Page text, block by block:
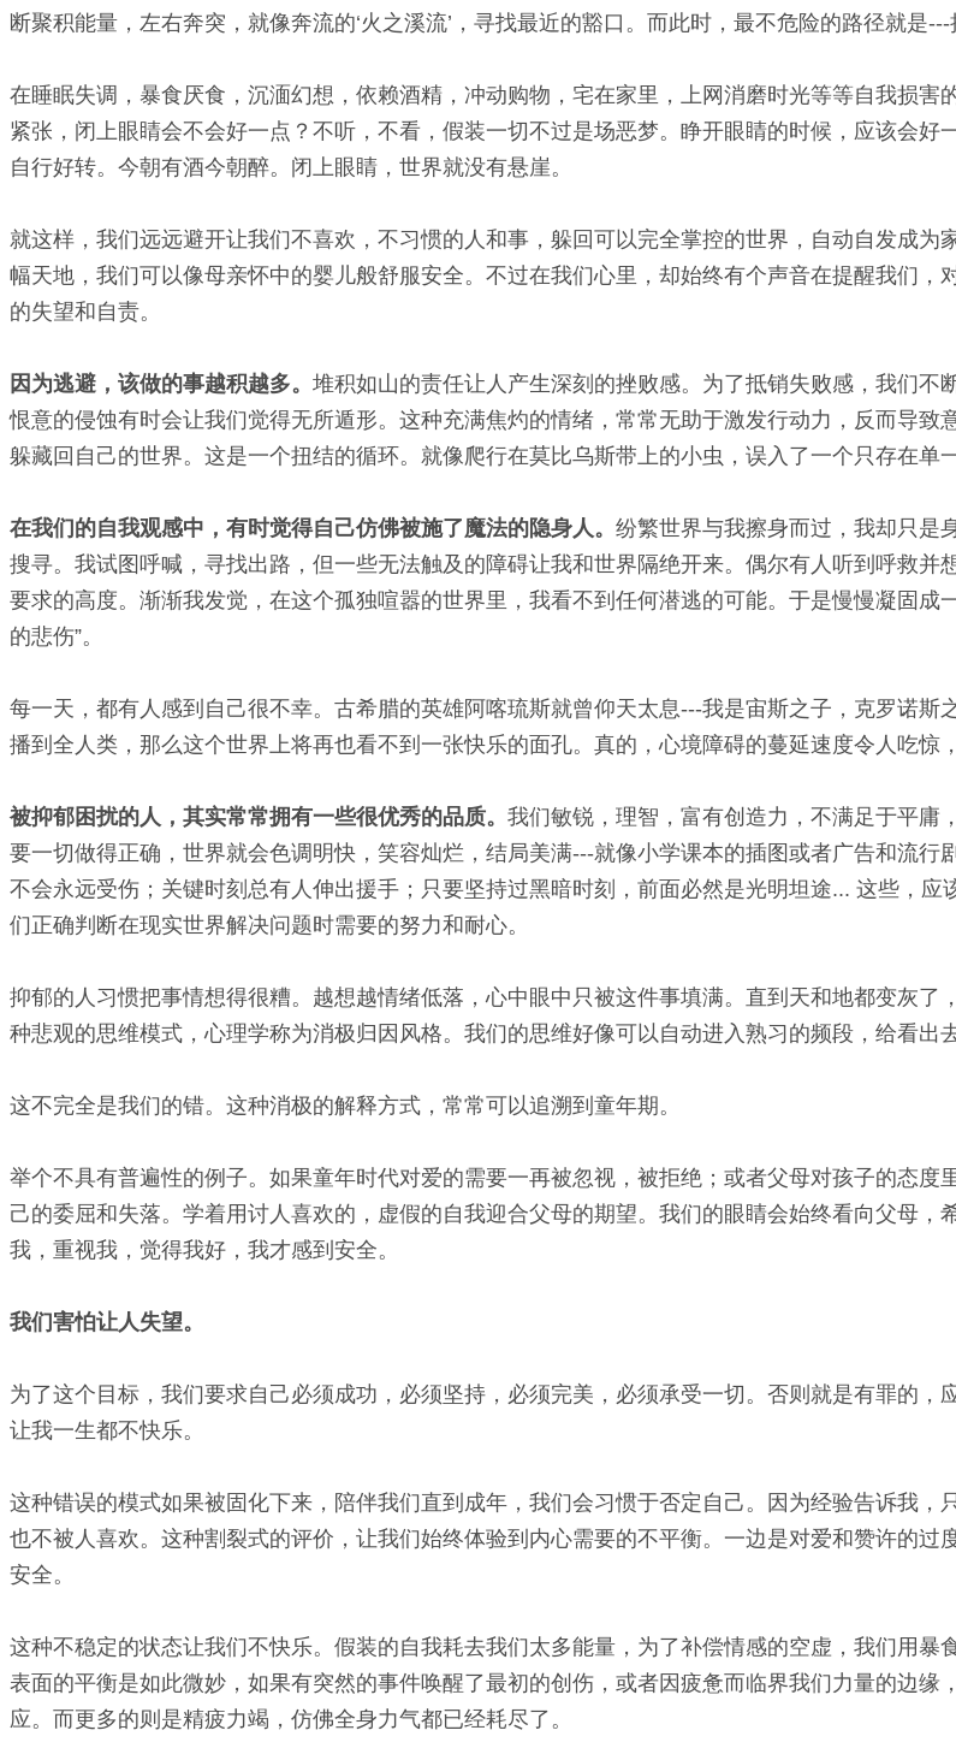
断聚积能量，左右奔突，就像奔流的‘火之溪流’，寻找最近的豁口。而此时，最不危险的路径就是---
在睡眠失调，暴食厌食，沉湎幻想，依赖酒精，冲动购物，宅在家里，上网消磨时光等等自我损
紧张，闭上眼睛会不会好一点？不听，不看，假装一切不过是场恶梦。睁开眼睛的时候，应该会
自行好转。今朝有酒今朝醉。闭上眼睛，世界就没有悬崖。
就这样，我们远远避开让我们不喜欢，不习惯的人和事，躲回可以完全掌控的世界，自动自发成
幅天地，我们可以像母亲怀中的婴儿般舒服安全。不过在我们心里，却始终有个声音在提醒我们
的失望和自责。
因为逃避，该做的事越积越多。 堆积如山的责任让人产生深刻的挫败感。为了抵销失败感，我们
恨意的侵蚀有时会让我们觉得无所遁形。这种充满焦灼的情绪，常常无助于激发行动力，反而导
躲藏回自己的世界。这是一个扭结的循环。就像爬行在莫比乌斯带上的小虫，误入了一个只存在单
在我们的自我观感中，有时觉得自己仿佛被施了魔法的隐身人。 纷繁世界与我擦身而过，我却只是
搜寻。我试图呼喊，寻找出路，但一些无法触及的障碍让我和世界隔绝开来。偶尔有人听到呼救
要求的高度。渐渐我发觉，在这个孤独喧嚣的世界里，我看不到任何潜逃的可能。于是慢慢凝固成
的悲伤”。
每一天，都有人感到自己很不幸。古希腊的英雄阿喀琉斯就曾仰天太息---我是宙斯之子，克罗诺
播到全人类，那么这个世界上将再也看不到一张快乐的面孔。真的，心境障碍的蔓延速度令人吃惊
被抑郁困扰的人，其实常常拥有一些很优秀的品质。 我们敏锐，理智，富有创造力，不满足于平庸
要一切做得正确，世界就会色调明快，笑容灿烂，结局美满---就像小学课本的插图或者广告和流
不会永远受伤；关键时刻总有人伸出援手；只要坚持过黑暗时刻，前面必然是光明坦途... 这些，
们正确判断在现实世界解决问题时需要的努力和耐心。
抑郁的人习惯把事情想得很糟。越想越情绪低落，心中眼中只被这件事填满。直到天和地都变灰
种悲观的思维模式，心理学称为消极归因风格。我们的思维好像可以自动进入熟习的频段，给看出
这不完全是我们的错。这种消极的解释方式，常常可以追溯到童年期。
举个不具有普遍性的例子。如果童年时代对爱的需要一再被忽视，被拒绝；或者父母对孩子的态
己的委屈和失落。学着用讨人喜欢的，虚假的自我迎合父母的期望。我们的眼睛会始终看向父母
我，重视我，觉得我好，我才感到安全。
我们害怕让人失望。
为了这个目标，我们要求自己必须成功，必须坚持，必须完美，必须承受一切。否则就是有罪的
让我一生都不快乐。
这种错误的模式如果被固化下来，陪伴我们直到成年，我们会习惯于否定自己。因为经验告诉我，
也不被人喜欢。这种割裂式的评价，让我们始终体验到内心需要的不平衡。一边是对爱和赞许的
安全。
这种不稳定的状态让我们不快乐。假装的自我耗去我们太多能量，为了补偿情感的空虚，我们用
表面的平衡是如此微妙，如果有突然的事件唤醒了最初的创伤，或者因疲惫而临界我们力量的边
应。而更多的则是精疲力竭，仿佛全身力气都已经耗尽了。